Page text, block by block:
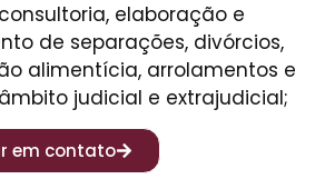
elaboração e
de separações, divórcios,
alimentícia, arrolamentos e
judicial e extrajudicial;
em contato